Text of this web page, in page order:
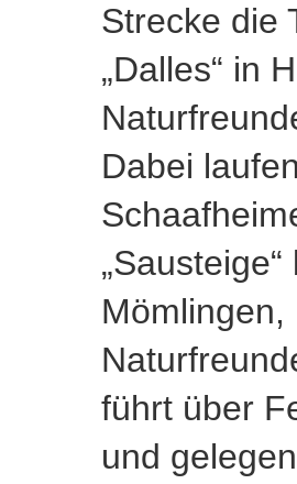
Strecke die
„Dalles“ in
Dabei
führt über
und